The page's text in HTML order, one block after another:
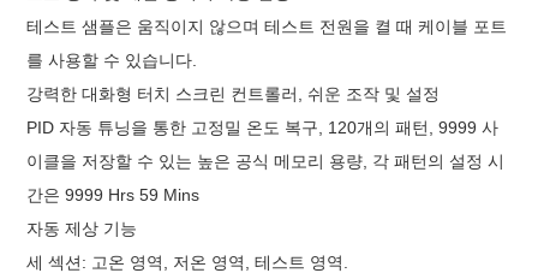
테스트 샘플은 움직이지 않으며 테스트 전원을 켤 때 케이블 포트
를 사용할 수 있습니다.
강력한 대화형 터치 스크린 컨트롤러, 쉬운 조작 및 설정
PID 자동 튜닝을 통한 고정밀 온도 복구, 120개의 패턴, 9999 사
이클을 저장할 수 있는 높은 공식 메모리 용량, 각 패턴의 설정 시
간은 9999 Hrs 59 Mins
자동 제상 기능
세 섹션: 고온 영역, 저온 영역, 테스트 영역.